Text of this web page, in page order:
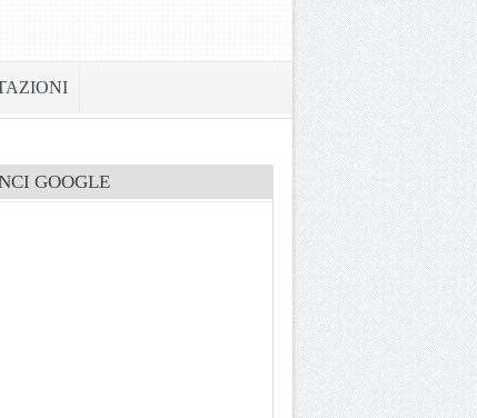
GOOGLE